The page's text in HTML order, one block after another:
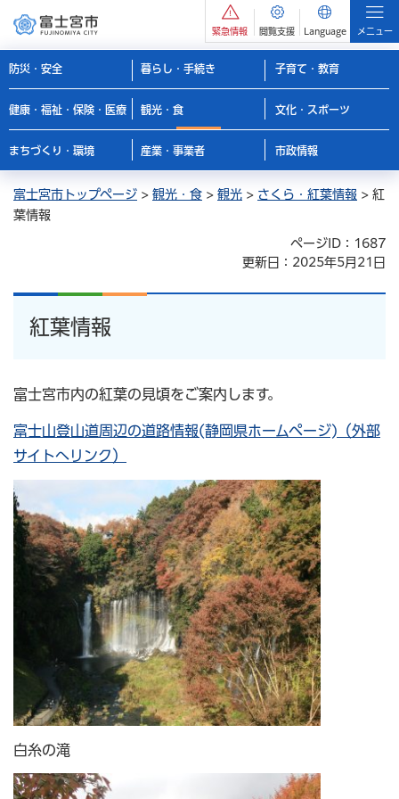
緊急情報 閲覧支援 Language メニュー
防災・安全 暮らし・手続き 子育て・教育
健康・福祉・保険・医療 観光・食 文化・スポーツ
まちづくり・環境 産業・事業者 市政情報
富士宮市トップページ > 観光・食 > 観光 > さくら・紅葉情報 > 紅
葉情報
ページID：1687
更新日：2025年5月21日
紅葉情報
富士宮市内の紅葉の見頃をご案内します。
富士山登山道周辺の道路情報(静岡県ホームページ)（外部
サイトへリンク）
白糸の滝